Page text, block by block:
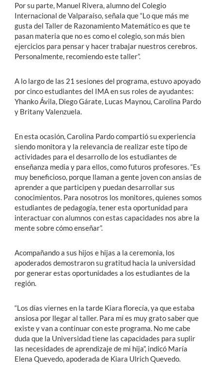
Por su parte, Manuel Rivera, alumno del Colegio
Internacional de Valparaíso, señala que “Lo que más me
gusta del Taller de Razonamiento Matemático es que te
pasan materia que no es como el colegio, son más bien
ejercicios para pensar y hacer trabajar nuestros cerebros.
Personalmente, recomiendo este taller”.
A lo largo de las 21 sesiones del programa, estuvo apoyado
por cinco estudiantes del IMA en sus roles de ayudantes:
Yhanko Ávila, Diego Gárate, Lucas Maynou, Carolina Pardo
y Britany Valenzuela.
En esta ocasión, Carolina Pardo compartió su experiencia
siendo monitora y la relevancia de realizar este tipo de
actividades para el desarrollo de los estudiantes de
enseñanza media y para ellos, como futuros profesores. “Es
muy beneficioso, porque llaman a gente joven con ansias de
aprender a que participen y puedan desarrollar sus
conocimientos. Para nosotros los monitores, quienes somos
estudiantes de pedagogía, tener esta oportunidad para
interactuar con alumnos con estas capacidades nos abre la
mente sobre cómo enseñar”.
Acompañando a sus hijos e hijas a la ceremonia, los
apoderados demostraron su gratitud hacia la universidad
por generar estas oportunidades a los estudiantes de la
región.
“Los días viernes en la tarde Kiara florecía, ya que estaba
ansiosa por llegar al taller. Para mí es muy grato saber que
existe y van a continuar con este programa. No me cabe
duda que la Universidad tiene las capacidades para suplir
las necesidades de aprendizaje de mi hija”, indicó María
Elena Quevedo, apoderada de Kiara Ulrich Quevedo.